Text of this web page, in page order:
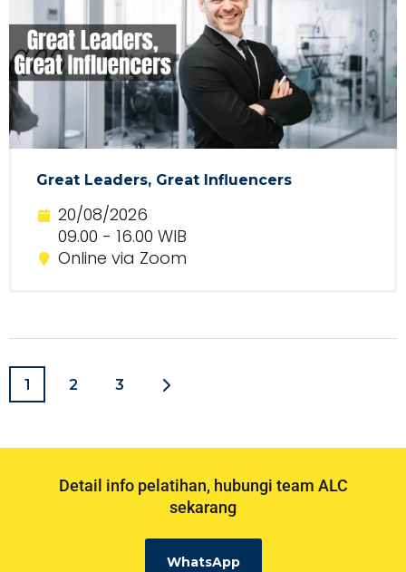
Great Leaders, Great Influencers
20/08/2026
09.00 - 16.00 WIB
Online via Zoom
1 2 3
Detail info pelatihan, hubungi team ALC
sekarang
WhatsApp